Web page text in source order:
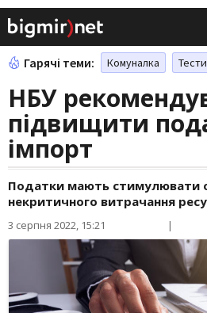
Гарячі теми: Комуналка
НБУ
підвищити
імпорт
Податки мають стимулювати
некритичного витрачання
3 серпня 2022, 15:21 |